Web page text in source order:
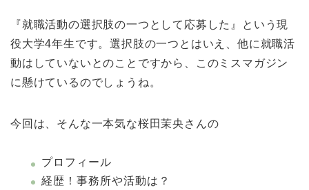
『就職活動の選択肢の一つとして応募した』という現
役大学4年生です。選択肢の一つとはいえ、他に就職活
動はしていないとのことですから、このミスマガジン
に懸けているのでしょうね。
今回は、そんな一本気な桜田茉央さんの
プロフィール
経歴！事務所や活動は？